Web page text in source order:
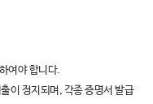
여야 합니다.
이 정지되며, 각종 증명서 발급